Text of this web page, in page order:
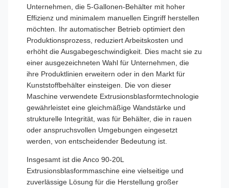
Unternehmen, die 5-Gallonen-Behälter mit hoher
Effizienz und minimalem manuellen Eingriff herstellen
möchten. Ihr automatischer Betrieb optimiert den
Produktionsprozess, reduziert Arbeitskosten und
erhöht die Ausgabegeschwindigkeit. Dies macht sie zu
einer ausgezeichneten Wahl für Unternehmen, die
ihre Produktlinien erweitern oder in den Markt für
Kunststoffbehälter einsteigen. Die von dieser
Maschine verwendete Extrusionsblasformtechnologie
gewährleistet eine gleichmäßige Wandstärke und
strukturelle Integrität, was für Behälter, die in rauen
oder anspruchsvollen Umgebungen eingesetzt
werden, von entscheidender Bedeutung ist.
Insgesamt ist die Anco 90-20L
Extrusionsblasformmaschine eine vielseitige und
zuverlässige Lösung für die Herstellung großer